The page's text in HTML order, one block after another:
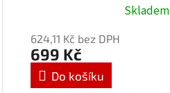
Skladem
624,11 Kč bez DPH
699 Kč
Do košíku